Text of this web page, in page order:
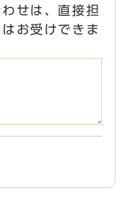
せは、直接担
お受けできま